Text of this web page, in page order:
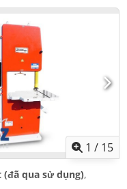
1 / 15
qua sử dụng),